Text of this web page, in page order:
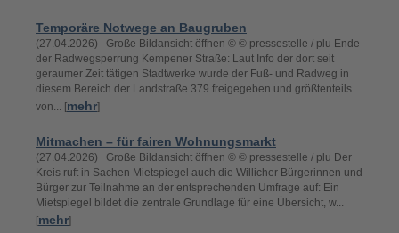
Temporäre Notwege an Baugruben
(27.04.2026) Große Bildansicht öffnen © © pressestelle / plu Ende
der Radwegsperrung Kempener Straße: Laut Info der dort seit
geraumer Zeit tätigen Stadtwerke wurde der Fuß- und Radweg in
diesem Bereich der Landstraße 379 freigegeben und größtenteils
von... [mehr]
Mitmachen – für fairen Wohnungsmarkt
(27.04.2026) Große Bildansicht öffnen © © pressestelle / plu Der
Kreis ruft in Sachen Mietspiegel auch die Willicher Bürgerinnen und
Bürger zur Teilnahme an der entsprechenden Umfrage auf: Ein
Mietspiegel bildet die zentrale Grundlage für eine Übersicht, w...
[mehr]